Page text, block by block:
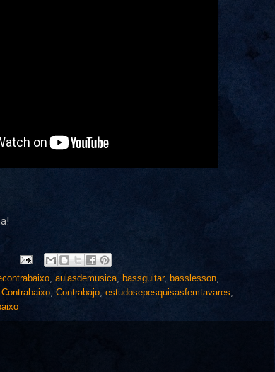
, aulasdemusica, bassguitar, basslesson,
Contrabaixo, Contrabajo, estudosepesquisasfemtavares,